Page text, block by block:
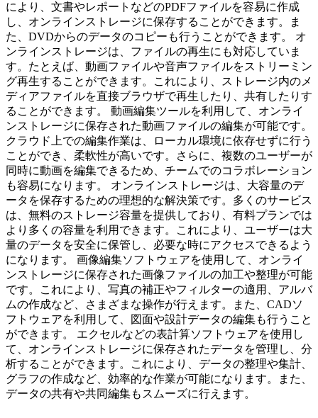
により、文書やレポートなどのPDFファイルを容易に作成
し、オンラインストレージに保存することができます。ま
た、DVDからのデータのコピーも行うことができます。 オ
ンラインストレージは、ファイルの再生にも対応していま
す。たとえば、動画ファイルや音声ファイルをストリーミン
グ再生することができます。これにより、ストレージ内のメ
ディアファイルを直接ブラウザで再生したり、共有したりす
ることができます。 動画編集ツールを利用して、オンライ
ンストレージに保存された動画ファイルの編集が可能です。
クラウド上での編集作業は、ローカル環境に依存せずに行う
ことができ、柔軟性が高いです。さらに、複数のユーザーが
同時に動画を編集できるため、チームでのコラボレーション
も容易になります。 オンラインストレージは、大容量のデ
ータを保存するための理想的な解決策です。多くのサービス
は、無料のストレージ容量を提供しており、有料プランでは
より多くの容量を利用できます。これにより、ユーザーは大
量のデータを安全に保管し、必要な時にアクセスできるよう
になります。 画像編集ソフトウェアを使用して、オンライ
ンストレージに保存された画像ファイルの加工や整理が可能
です。これにより、写真の補正やフィルターの適用、アルバ
ムの作成など、さまざまな操作が行えます。また、CADソ
フトウェアを利用して、図面や設計データの編集も行うこと
ができます。 エクセルなどの表計算ソフトウェアを使用し
て、オンラインストレージに保存されたデータを管理し、分
析することができます。これにより、データの整理や集計、
グラフの作成など、効率的な作業が可能になります。また、
データの共有や共同編集もスムーズに行えます。